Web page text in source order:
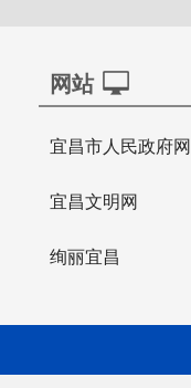
网站
宜昌市人民政府网
宜昌文明网
绚丽宜昌